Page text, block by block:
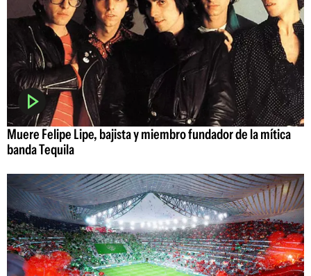
Muere Felipe Lipe, bajista y miembro fundador de la mítica
banda Tequila